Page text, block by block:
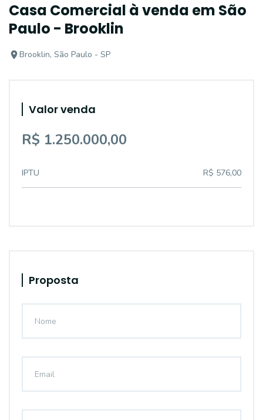
Casa Comercial à venda em São
Paulo - Brooklin
Brooklin, São Paulo - SP
Valor venda
R$ 1.250.000,00
IPTU R$ 576,00
Proposta